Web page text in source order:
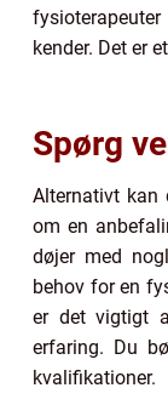
kender. Det er
Spørg
Alternativt kan
om en
døjer med
behov for en
er det vigtigt
erfaring. Du
kvalifikationer.